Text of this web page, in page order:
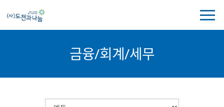
전
금융/회계/세무